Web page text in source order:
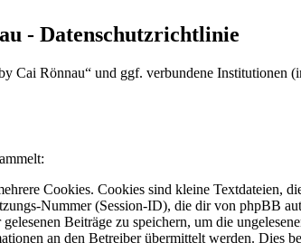
- Datenschutzrichtlinie
Cai Rönnau“ und ggf. verbundene
Cookies. Cookies sind kleine Textdateien,
Nummer (Session-ID), die dir von phpBB
Beiträge zu speichern, um die
an den Betreiber übermittelt werden.